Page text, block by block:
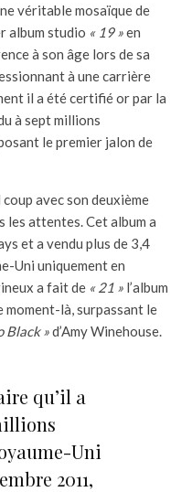
véritable mosaïque de
album studio « 19 »en
à son âge lors de sa
à une carrière
il a été certifié or par la
à sept millions
le premier jalon de
avec son deuxième
les attentes. Cet album a
et a vendu plus de 3,4
Uni uniquement en
a fait de « 21 » l’album
moment-là, surpassant le
Black »d’Amy Winehouse.
qu’il a
Uni
2011,